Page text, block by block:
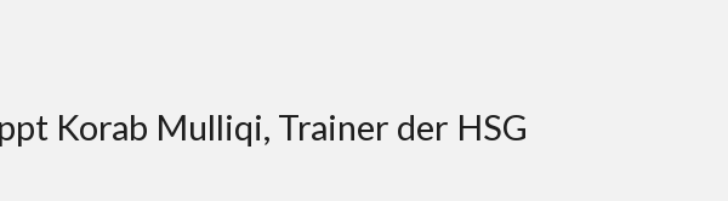
Korab Mulliqi, Trainer der HSG